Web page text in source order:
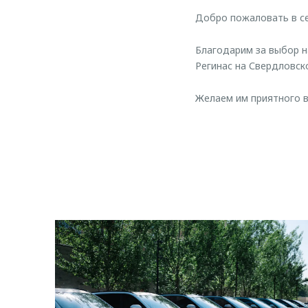
Добро пожаловать в
Благодарим за выбор
Регинас на
Желаем им приятного